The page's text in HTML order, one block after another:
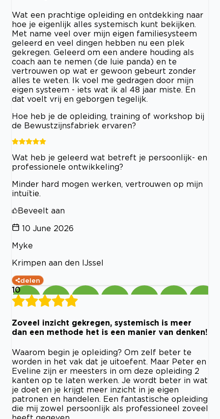
Wat een prachtige opleiding en ontdekking naar
hoe je eigenlijk alles systemisch kunt bekijken.
Met name veel over mijn eigen familiesysteem
geleerd en veel dingen hebben nu een plek
gekregen. Geleerd om een andere houding als
coach aan te nemen (de luie panda) en te
vertrouwen op wat er gewoon gebeurt zonder
alles te weten. Ik voel me gedragen door mijn
eigen systeem - iets wat ik al 48 jaar miste. En
dat voelt vrij en geborgen tegelijk.
Hoe heb je de opleiding, training of workshop bij
de Bewustzijnsfabriek ervaren?
Wat heb je geleerd wat betreft je persoonlijk- en
professionele ontwikkeling?
Minder hard mogen werken, vertrouwen op mijn
intuïtie.
Beveelt aan
10 June 2026
Myke
Krimpen aan den IJssel
delen
10
Zoveel inzicht gekregen, systemisch is meer
dan een methode het is een manier van denken!
Waarom begin je opleiding? Om zelf beter te
worden in het vak dat je uitoefent. Maar Peter en
Eveline zijn er meesters in om deze opleiding 2
kanten op te laten werken. Je wordt beter in wat
je doet en je krijgt meer inzicht in je eigen
patronen en handelen. Een fantastische opleiding
die mij zowel persoonlijk als professioneel zoveel